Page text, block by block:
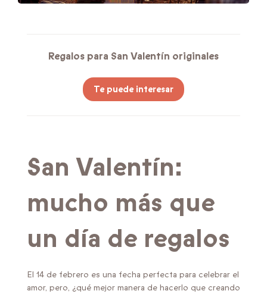
Regalos para San Valentín originales
Te puede interesar
San Valentín:
mucho más que
un día de regalos
El 14 de febrero es una fecha perfecta para celebrar el
amor, pero, ¿qué mejor manera de hacerlo que creando